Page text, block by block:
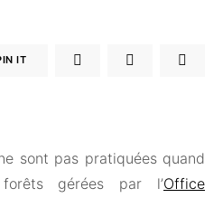
IT
sont pas pratiquées quand
gérées par l’Office